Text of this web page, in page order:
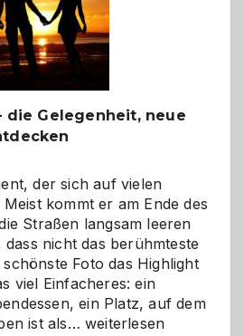
die Gelegenheit, neue
der sich auf vielen
kommt er am Ende des
Straßen langsam leeren
nicht das berühmteste
Foto das Highlight
viel Einfacheres: ein
ein Platz, auf dem
ist als… Als
weiterlesen